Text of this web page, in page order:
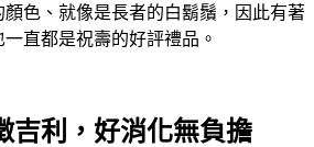
色、就像是長者的白鬍鬚，因此有著
直都是祝壽的好評禮品。
吉利，好消化無負擔